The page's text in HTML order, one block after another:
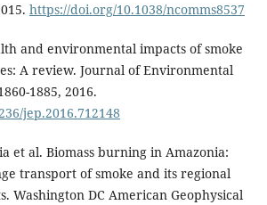
https://doi.org/10.1038/ncomms8537
and environmental impacts of smoke
A review. Journal of Environmental
1885, 2016.
jep.2016.712148
et al. Biomass burning in Amazonia:
transport of smoke and its regional
Washington DC American Geophysical